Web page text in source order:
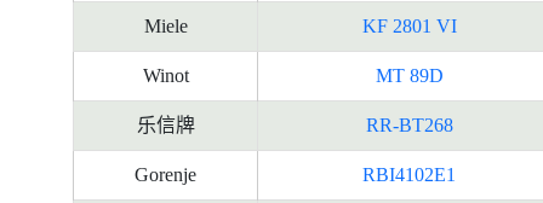
Miele KF 2801 VI
Winot MT 89D
乐信牌 RR-BT268
Gorenje RBI4102E1